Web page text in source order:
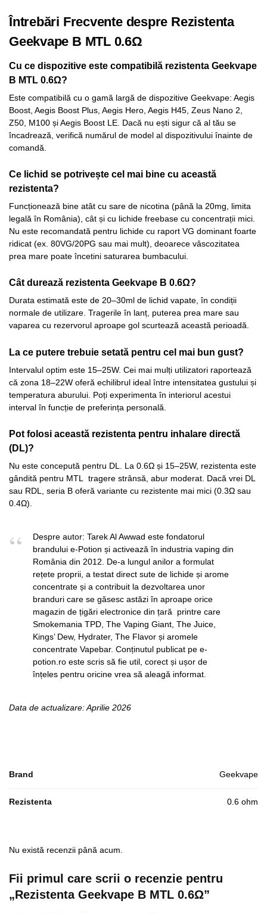
Întrebări Frecvente despre Rezistenta
Geekvape B MTL 0.6Ω
Cu ce dispozitive este compatibilă rezistenta Geekvape
B MTL 0.6Ω?
Este compatibilă cu o gamă largă de dispozitive Geekvape: Aegis
Boost, Aegis Boost Plus, Aegis Hero, Aegis H45, Zeus Nano 2,
Z50, M100 și Aegis Boost LE. Dacă nu ești sigur că al tău se
încadrează, verifică numărul de model al dispozitivului înainte de
comandă.
Ce lichid se potrivește cel mai bine cu această
rezistenta?
Funcționează bine atât cu sare de nicotina (până la 20mg, limita
legală în România), cât și cu lichide freebase cu concentrații mici.
Nu este recomandată pentru lichide cu raport VG dominant foarte
ridicat (ex. 80VG/20PG sau mai mult), deoarece vâscozitatea
prea mare poate încetini saturarea bumbacului.
Cât durează rezistenta Geekvape B 0.6Ω?
Durata estimată este de 20–30ml de lichid vapate, în condiții
normale de utilizare. Tragerile în lanț, puterea prea mare sau
vaparea cu rezervorul aproape gol scurtează această perioadă.
La ce putere trebuie setată pentru cel mai bun gust?
Intervalul optim este 15–25W. Cei mai mulți utilizatori raportează
că zona 18–22W oferă echilibrul ideal între intensitatea gustului și
temperatura aburului. Poți experimenta în interiorul acestui
interval în funcție de preferința personală.
Pot folosi această rezistenta pentru inhalare directă
(DL)?
Nu este concepută pentru DL. La 0.6Ω și 15–25W, rezistenta este
gândită pentru MTL tragere strânsă, abur moderat. Dacă vrei DL
sau RDL, seria B oferă variante cu rezistente mai mici (0.3Ω sau
0.4Ω).
Despre autor: Tarek Al Awwad este fondatorul
brandului e-Potion și activează în industria vaping din
România din 2012. De-a lungul anilor a formulat
rețete proprii, a testat direct sute de lichide și arome
concentrate și a contribuit la dezvoltarea unor
branduri care se găsesc astăzi în aproape orice
magazin de țigări electronice din țară printre care
Smokemania TPD, The Vaping Giant, The Juice,
Kings’ Dew, Hydrater, The Flavor și aromele
concentrate Vapebar. Conținutul publicat pe e-
potion.ro este scris să fie util, corect și ușor de
înțeles pentru oricine vrea să aleagă informat.
Data de actualizare: Aprilie 2026
Brand Geekvape
Rezistenta 0.6 ohm
Nu există recenzii până acum.
Fii primul care scrii o recenzie pentru
„Rezistenta Geekvape B MTL 0.6Ω”